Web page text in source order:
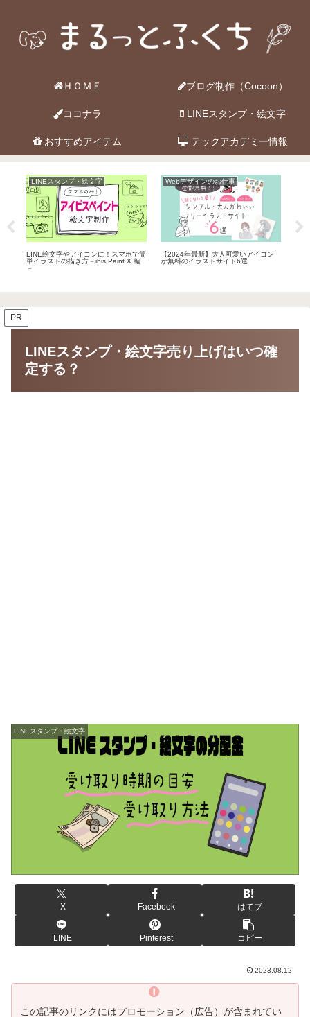
ＨＯＭＥ ブログ制作（Cocoon）
ココナラ LINEスタンプ・絵文字
おすすめアイテム テックアカデミー情報
LINEスタンプ・絵文字
LINE絵文字やアイコンに！スマホで簡
単イラストの描き方－ibis Paint X 編
－
Webデザインのお仕事
【2024年最新】大人可愛いアイコン
が無料のイラストサイト6選
PR
LINEスタンプ・絵文字売り上げはいつ確
定する？
LINEスタンプ・絵文字
X Facebook はてブ
LINE Pinterest コピー
2023.08.12
この記事のリンクにはプロモーション（広告）が含まれてい